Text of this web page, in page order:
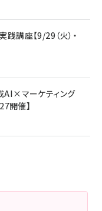
講座【9/29（火）・
AI×マーケティング
開催】